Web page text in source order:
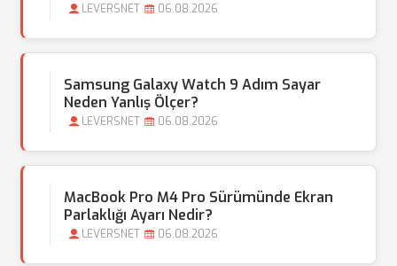
LEVERSNET 06.08.2026
Samsung Galaxy Watch 9 Adım Sayar
Neden Yanlış Ölçer?
LEVERSNET 06.08.2026
MacBook Pro M4 Pro Sürümünde Ekran
Parlaklığı Ayarı Nedir?
LEVERSNET 06.08.2026